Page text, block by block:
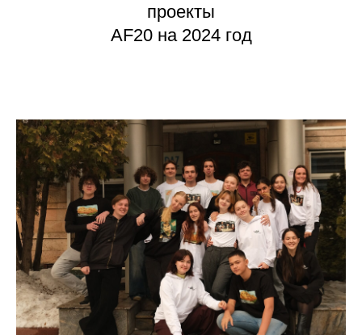
проекты
AF20 на 2024 год